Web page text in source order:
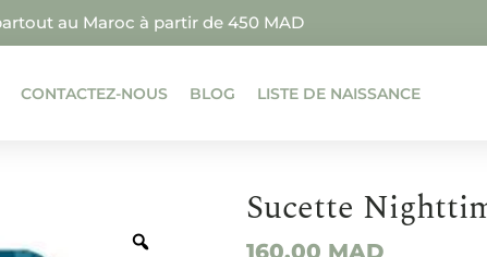
au Maroc à partir de 450 MAD
CONTACTEZ-NOUS BLOG LISTE DE NAISSANCE
Sucette
160.00 MAD